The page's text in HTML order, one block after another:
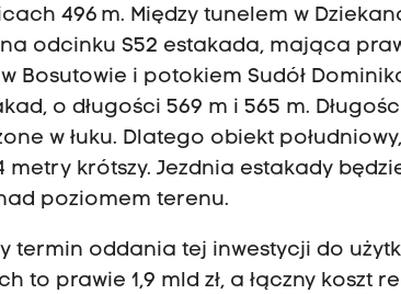
496 m. Między tunelem w
na odcinku S52 estakada, mająca
Bosutowie i potokiem Sudół
o długości 569 m i 565 m.
w łuku. Dlatego obiekt
metry krótszy. Jezdnia estakady
poziomem terenu.
termin oddania tej inwestycji do
to prawie 1,9 mld zł, a łączny koszt